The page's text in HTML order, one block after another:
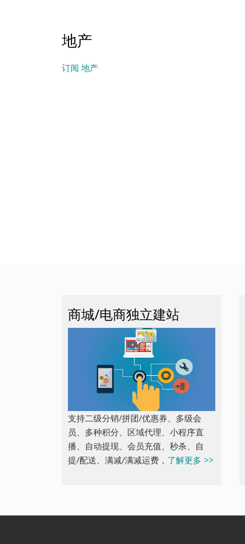
地产
订阅 地产
商城/电商独立建站
支持二级分销/拼团/优惠券、多级会
员、多种积分、区域代理、小程序直
播、自动提现、会员充值、秒杀、自
提/配送、满减/满减运费， 了解更多 >>